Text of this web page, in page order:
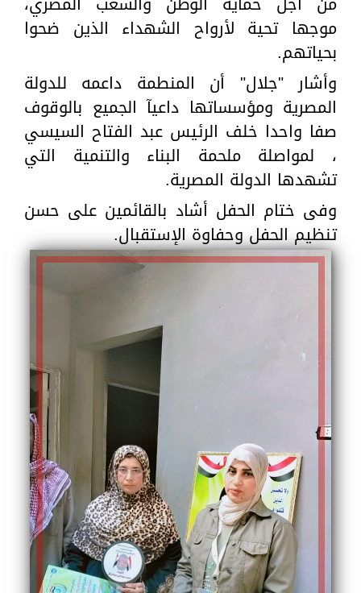
موجها تحية لأرواح الشهداء الذين ضحوا
بحياتهم.
وأشار "جلال" أن المنطمة داعمه للدولة
المصرية ومؤسساتها داعيآ الجميع بالوقوف
صفا واحدا خلف الرئيس عبد الفتاح السيسي
، لمواصلة ملحمة البناء والتنمية التي
تشهدها الدولة المصرية.
وفى ختام الحفل أشاد بالقائمين على حسن
تنظيم الحفل وحفاوة الإستقبال.